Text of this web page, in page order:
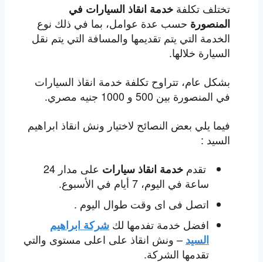
تختلف تكلفة خدمة انقاذ السيارات في
المنصورة حسب عدة عوامل، بما في ذلك نوع
الخدمة التي يتم تقديمها والمسافة التي يتم نقل
السيارة خلالها.
بشكل عام، تتراوح تكلفة خدمة انقاذ السيارات
في المنصورة بين 500 و 1000 جنيه مصري.
فيما يلي بعض النصائح لاختيار ونش انقاذ ابراهيم
السيد :
تقدم خدمة انقاذ سيارات
على مدار 24
ساعة في اليوم، 7 أيام في الأسبوع.
اتصل فى اى وقت طوال اليوم .
افضل خدمة تفدمها لك شركة ابراهيم
السيد – ونش انقاذ على اعلى مستوى والتي
تقدمها الشركة.